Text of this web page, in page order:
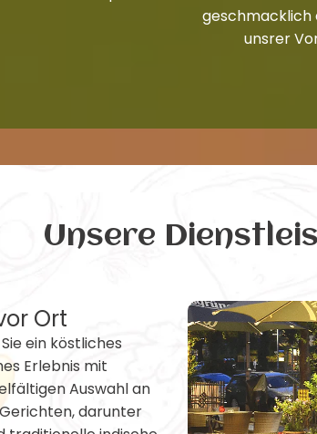
geschmacklich
unsrer
Unsere
Ort
ein köstliches
Erlebnis mit
Auswahl an
darunter